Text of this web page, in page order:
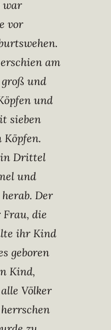
war
vor
am
und
und
sieben
Köpfen.
Drittel
und
Der
die
ihr Kind
geboren
Kind,
Völker